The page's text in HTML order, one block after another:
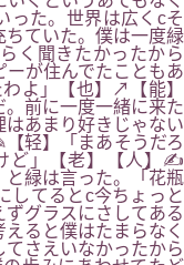
った。世界は広くcそ
ちていた。僕は一度緑
く聞きたかったから
が住んでたこともあ
よ」【也】↗【能】
。前に一度一緒に来た
あまり好きじゃない
轻】「まあそうだろ
ど」【老】【人】✍
と緑は言った。「花瓶
してるとc今ちょっと
グラスにさしてある
ると僕はたまらなく
さえいなかったから